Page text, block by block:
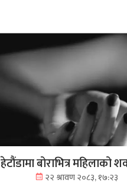
हेटौंडामा बोराभित्र महिलाको
२२ श्रावण २०८३, १७:२३